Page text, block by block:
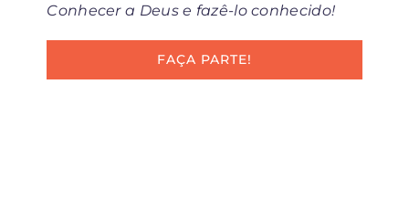
Conhecer a Deus e fazê-lo conhecido!
FAÇA PARTE!